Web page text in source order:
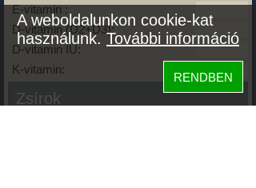
E-vitamin :
D-vitamin (D2+D3):
D-vitamin IU:
K-vitamin:
Zsírok
A weboldalunkon cookie-kat
használunk.További információ
RENDBEN